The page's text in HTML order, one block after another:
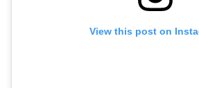
View this post on